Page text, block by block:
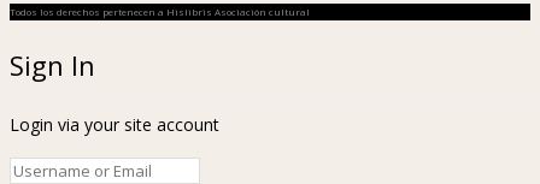
Todos los derechos pertenecen a Hislibris Asociación cultural
Sign In
Login via your site account